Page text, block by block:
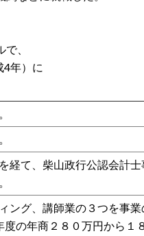
、
4年）に
経て、柴山政行公認会計士
ング、講師業の３つを事
の年商２８０万円から１